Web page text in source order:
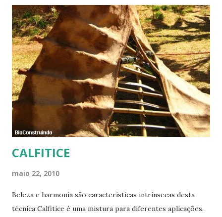
CALFITICE
maio 22, 2010
Beleza e harmonia são características intrínsecas desta
técnica Calfitice é uma mistura para diferentes aplicações.